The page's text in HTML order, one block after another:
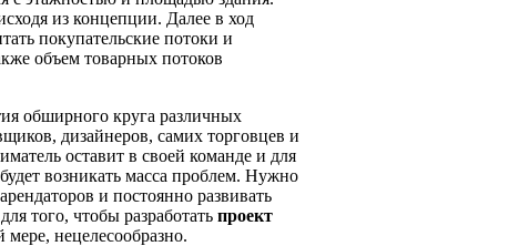
из концепции. Далее в ход
покупательские потоки и
объем товарных потоков
обширного круга различных
дизайнеров, самих торговцев и
оставит в своей команде и для
возникать масса проблем. Нужно
и постоянно развивать
того, чтобы разработать проект
нецелесообразно.